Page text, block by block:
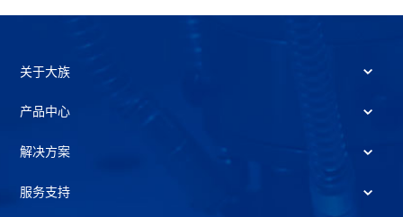
关于大族
产品中心
解决方案
服务支持